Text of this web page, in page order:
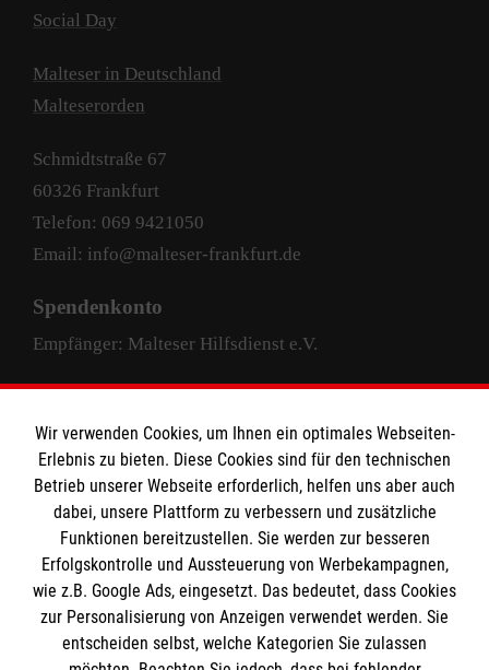
Social Day
Malteser in Deutschland
Malteserorden
Schmidtstraße 67
60326 Frankfurt
Telefon: 069 9421050
Email: info@malteser-frankfurt.de
Spendenkonto
Empfänger: Malteser Hilfsdienst e.V.
IBAN: DE63 3706 0193 4004 4000 33
BIC: GENODED1PAX
facebook instagram LinkedIn
Wir verwenden Cookies, um Ihnen ein optimales Webseiten-
Erlebnis zu bieten. Diese Cookies sind für den technischen
Betrieb unserer Webseite erforderlich, helfen uns aber auch
dabei, unsere Plattform zu verbessern und zusätzliche
Funktionen bereitzustellen. Sie werden zur besseren
Erfolgskontrolle und Aussteuerung von Werbekampagnen,
wie z.B. Google Ads, eingesetzt. Das bedeutet, dass Cookies
zur Personalisierung von Anzeigen verwendet werden. Sie
entscheiden selbst, welche Kategorien Sie zulassen